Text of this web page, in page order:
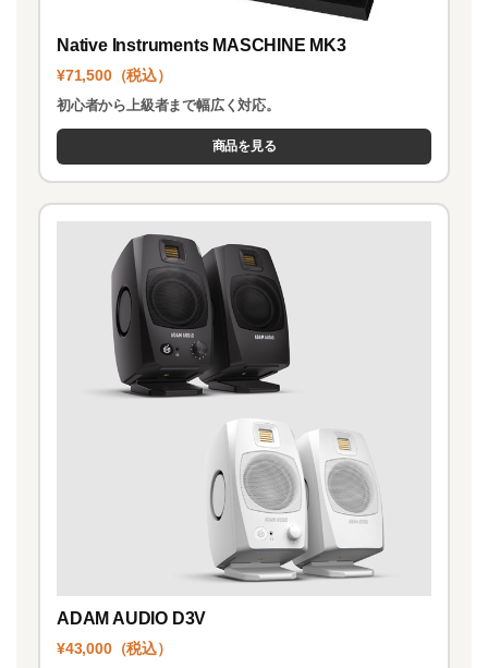
Native Instruments MASCHINE MK3
¥71,500（税込）
初心者から上級者まで幅広く対応。
商品を見る
ADAM AUDIO D3V
¥43,000（税込）